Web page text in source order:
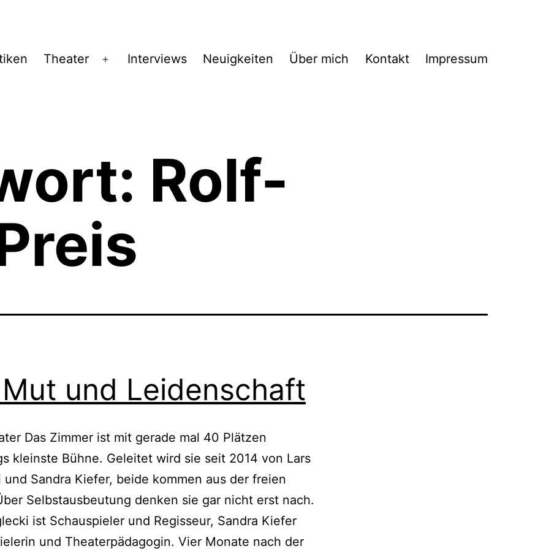
Theater
Menü
Interviews Neuigkeiten Über mich Kontakt Impressum
Rolf-
und Leidenschaft
Das Zimmer ist mit gerade mal 40 Plätzen
kleinste Bühne. Geleitet wird sie seit 2014 von Lars
und Sandra Kiefer, beide kommen aus der freien
Selbstausbeutung denken sie gar nicht erst nach.
ist Schauspieler und Regisseur, Sandra Kiefer
und Theaterpädagogin. Vier Monate nach der